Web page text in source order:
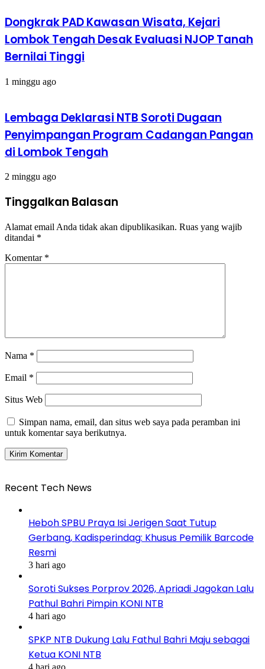
Dongkrak PAD Kawasan Wisata, Kejari
Lombok Tengah Desak Evaluasi NJOP Tanah
Bernilai Tinggi
1 minggu ago
Lembaga Deklarasi NTB Soroti Dugaan
Penyimpangan Program Cadangan Pangan
di Lombok Tengah
2 minggu ago
Tinggalkan Balasan
Alamat email Anda tidak akan dipublikasikan. Ruas yang wajib
ditandai *
Komentar *
Nama *
Email *
Situs Web
Simpan nama, email, dan situs web saya pada peramban ini
untuk komentar saya berikutnya.
Recent Tech News
Heboh SPBU Praya Isi Jerigen Saat Tutup
Gerbang, Kadisperindag: Khusus Pemilik Barcode
Resmi
3 hari ago
Soroti Sukses Porprov 2026, Apriadi Jagokan Lalu
Pathul Bahri Pimpin KONI NTB
4 hari ago
SPKP NTB Dukung Lalu Fathul Bahri Maju sebagai
Ketua KONI NTB
4 hari ago